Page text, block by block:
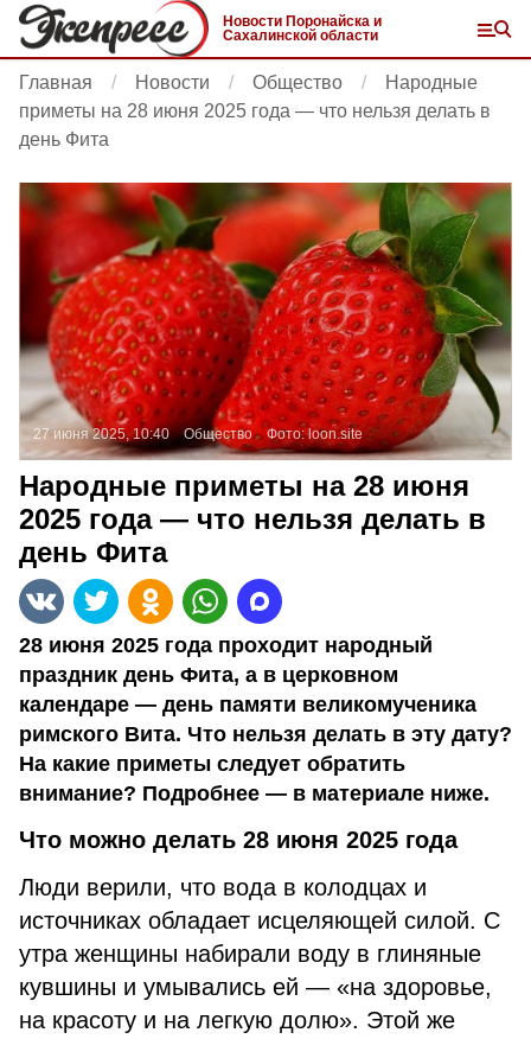
Новости Поронайска и
Сахалинской области
Главная Новости Общество
Народные
приметы на 28 июня 2025 года — что нельзя делать в
день Фита
27 июня 2025, 10:40 Общество Фото:loon.site
Народные приметы на 28 июня
2025 года — что нельзя делать в
день Фита
28 июня 2025 года проходит народный
праздник день Фита, а в церковном
календаре — день памяти великомученика
римского Вита. Что нельзя делать в эту дату?
На какие приметы следует обратить
внимание? Подробнее — в материале ниже.
Что можно делать 28 июня 2025 года
Люди верили, что вода в колодцах и
источниках обладает исцеляющей силой. С
утра женщины набирали воду в глиняные
кувшины и умывались ей — «на здоровье,
на красоту и на легкую долю». Этой же